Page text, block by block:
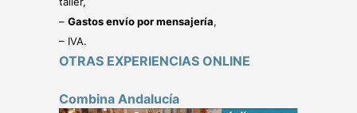
– Gastos envío por mensajería,
– IVA.
OTRAS EXPERIENCIAS ONLINE
Combina Andalucía